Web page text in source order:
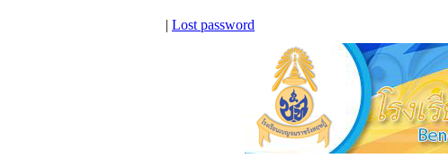
| Lost password